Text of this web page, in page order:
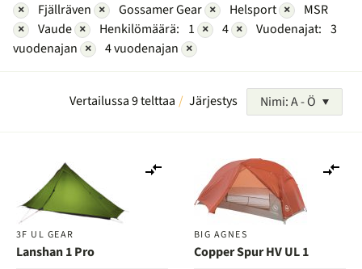
×
Fjällräven × Gossamer Gear × Helsport ×
MSR
×
Vaude × Henkilömäärä: 1 × 4 × Vuodenajat: 3
vuodenajan × 4 vuodenajan ×
Vertailussa 9 telttaa Järjestys Nimi: A - Ö
3F UL GEAR
Lanshan 1 Pro
vertailuun
BIG AGNES
Copper Spur HV UL 1